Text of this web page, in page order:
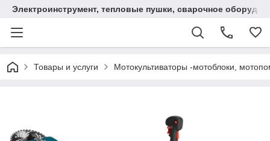
Электроинструмент, тепловые пушки, сварочное
Товары и услуги Мотокультиваторы -мотоблоки,